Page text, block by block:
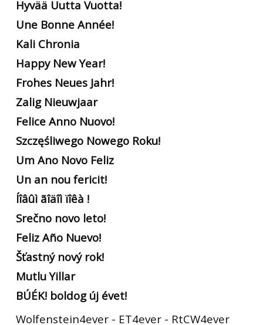
Hyvää Uutta Vuotta!
Une Bonne Année!
Kali Chronia
Happy New Year!
Frohes Neues Jahr!
Zalig Nieuwjaar
Felice Anno Nuovo!
Szczęśliwego Nowego Roku!
Um Ano Novo Feliz
Un an nou fericit!
Íîâûì ãîäîì ïîêà !
Srečno novo leto!
Feliz Año Nuevo!
Šťastný nový rok!
Mutlu Yillar
BÚÉK! boldog új évet!
Wolfenstein4ever - ET4ever - RtCW4ever